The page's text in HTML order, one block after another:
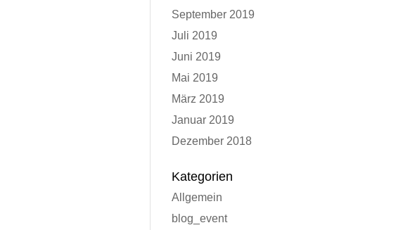
September 2019
Juli 2019
Juni 2019
Mai 2019
März 2019
Januar 2019
Dezember 2018
Kategorien
Allgemein
blog_event